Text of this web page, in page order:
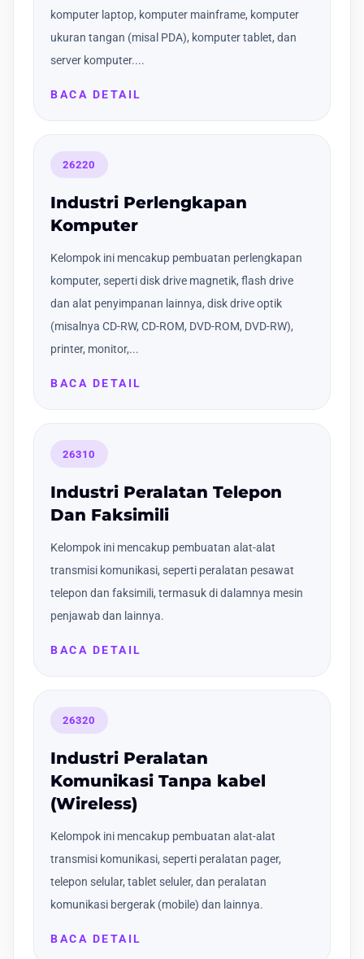
komputer laptop, komputer mainframe, komputer
ukuran tangan (misal PDA), komputer tablet, dan
server komputer....
BACA DETAIL
26220
Industri Perlengkapan
Komputer
Kelompok ini mencakup pembuatan perlengkapan
komputer, seperti disk drive magnetik, flash drive
dan alat penyimpanan lainnya, disk drive optik
(misalnya CD-RW, CD-ROM, DVD-ROM, DVD-RW),
printer, monitor,...
BACA DETAIL
26310
Industri Peralatan Telepon
Dan Faksimili
Kelompok ini mencakup pembuatan alat-alat
transmisi komunikasi, seperti peralatan pesawat
telepon dan faksimili, termasuk di dalamnya mesin
penjawab dan lainnya.
BACA DETAIL
26320
Industri Peralatan
Komunikasi Tanpa kabel
(Wireless)
Kelompok ini mencakup pembuatan alat-alat
transmisi komunikasi, seperti peralatan pager,
telepon selular, tablet seluler, dan peralatan
komunikasi bergerak (mobile) dan lainnya.
BACA DETAIL